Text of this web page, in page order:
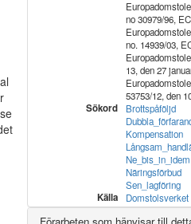
no 30979/96,
no. 14939/03,
13, den 27
53753/12, den
Sökord
Brottspåföljd
Kompensation
Ne_bis_in_idem
Näringsförbud
Sen_lagföring
Källa Domstolsverket